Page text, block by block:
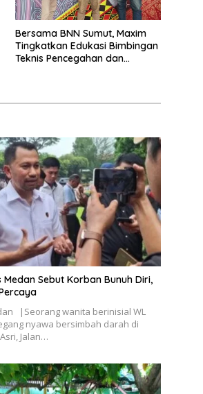
Bersama BNN Sumut, Maxim
Tingkatkan Edukasi Bimbingan
Teknis Pencegahan dan
Sebut Korban Bunuh Diri,
|Seorang wanita berinisial WL
nyawa bersimbah darah di
Jalan…